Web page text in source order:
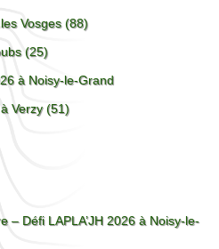
Vosges (88)
(25)
à Noisy-le-Grand
Verzy (51)
– Défi LAPLA’JH 2026 à Noisy-le-